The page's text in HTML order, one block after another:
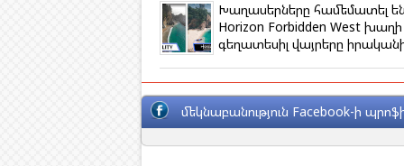
Խաղասերները համեմատել են
Horizon Forbidden West խաղի
գեղատեսիլ վայրերը
մեկնաբանություն Facebook-ի